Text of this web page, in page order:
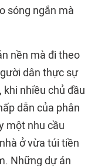
sóng ngắn mà
nền mà đi theo
dân thực sự
khi nhiều chủ đầu
dẫn của phân
một nhu cầu
ở vừa túi tiền
Những dự án